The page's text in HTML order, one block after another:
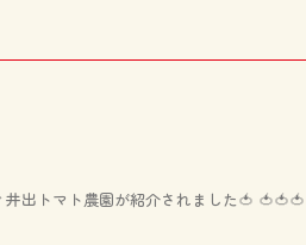
出トマト農園が紹介されました🍅 🍅🍅🍅